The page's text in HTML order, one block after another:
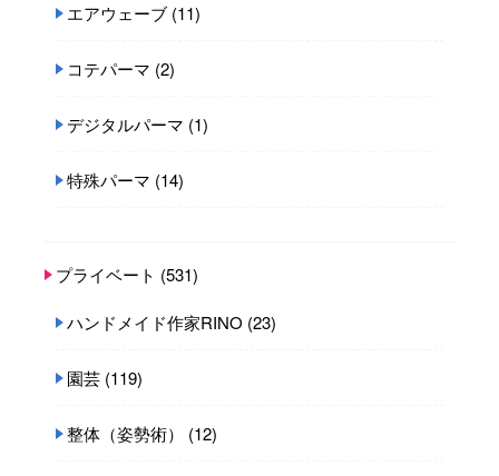
エアウェーブ (11)
コテパーマ (2)
デジタルパーマ (1)
特殊パーマ (14)
プライベート (531)
ハンドメイド作家RINO (23)
園芸 (119)
整体（姿勢術） (12)